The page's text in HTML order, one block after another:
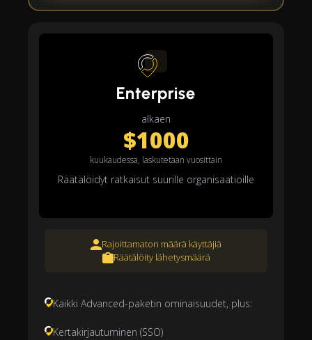
Enterprise
alkaen
$1000
kuukaudessa, laskutetaan vuosittain
Räätälöidyt ratkaisut suurille organisaatioille
Rajoittamaton määrä käyttäjiä
Räätälöity lähetysmäärä
Kaikki Advanced-paketin ominaisuudet, plus:
Kertakirjautuminen (SSO)